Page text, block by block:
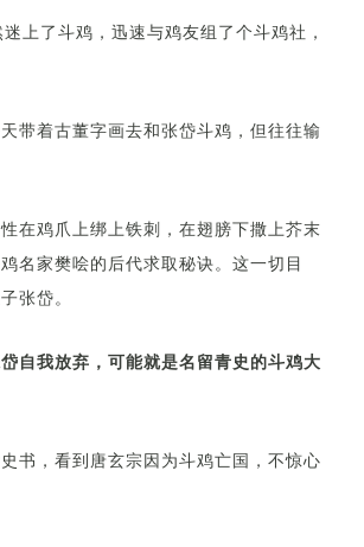
上了斗鸡，迅速与鸡友组了个斗鸡社，
带着古董字画去和张岱斗鸡，但往往输
在鸡爪上绑上铁刺，在翅膀下撒上芥末
名家樊哙的后代求取秘诀。这一切目
张岱。
自我放弃，可能就是名留青史的斗鸡大
书，看到唐玄宗因为斗鸡亡国，不惊心